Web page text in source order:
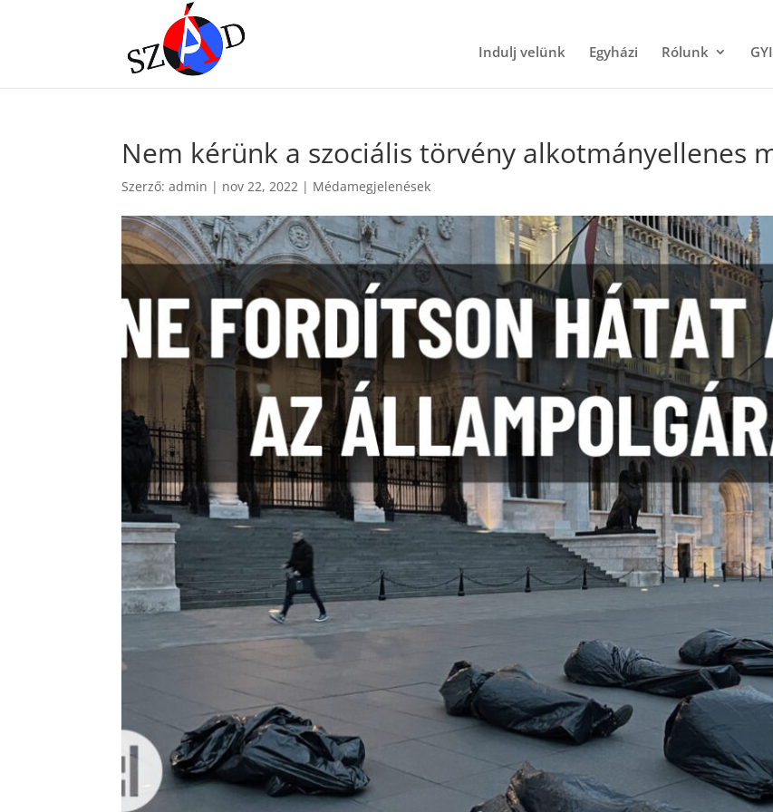
Indulj velünk Egyházi Rólunk
Nem kérünk a szociális törvény alkotmányellenes
Szerző:admin | nov 22, 2022 | Médamegjelenések